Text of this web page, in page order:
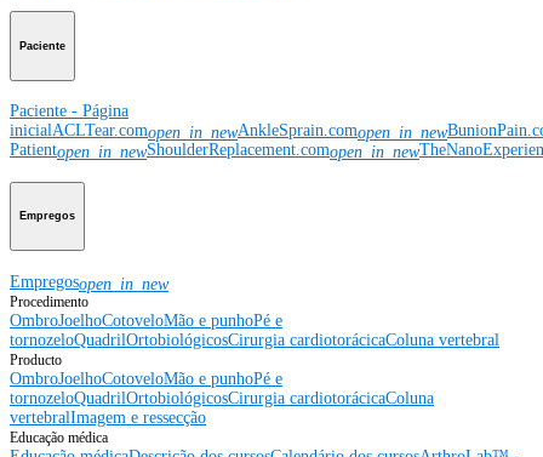
Paciente
Paciente - Página
inicialACLTear.comopen_in_newAnkleSprain.comopen_in_new
Patientopen_in_newShoulderReplacement.comopen_in_new
Empregos
Empregosopen_in_new
Procedimento
OmbroJoelhoCotoveloMão e punhoPé e
tornozeloQuadrilOrtobiológicosCirurgia cardiotorácicaColuna vertebral
Producto
OmbroJoelhoCotoveloMão e punhoPé e
tornozeloQuadrilOrtobiológicosCirurgia cardiotorácicaColuna
vertebralImagem e ressecção
Educação médica